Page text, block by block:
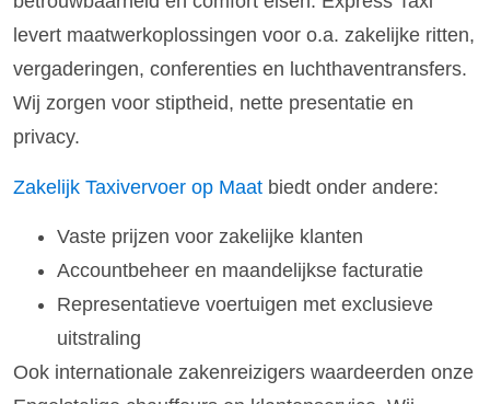
levert maatwerkoplossingen voor o.a. zakelijke ritten,
vergaderingen, conferenties en luchthaventransfers.
Wij zorgen voor stiptheid, nette presentatie en
privacy.
Zakelijk Taxivervoer op Maat biedt onder andere:
Vaste prijzen voor zakelijke klanten
Accountbeheer en maandelijkse facturatie
Representatieve voertuigen met exclusieve
uitstraling
Ook internationale zakenreizigers waardeerden onze